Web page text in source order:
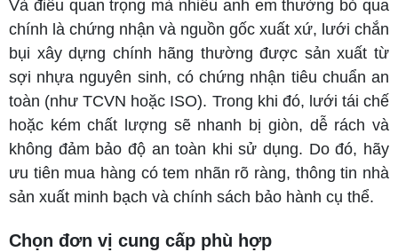
Và điều quan trọng mà nhiều anh em thường bỏ qua
chính là chứng nhận và nguồn gốc xuất xứ, lưới chắn
bụi xây dựng chính hãng thường được sản xuất từ
sợi nhựa nguyên sinh, có chứng nhận tiêu chuẩn an
toàn (như TCVN hoặc ISO). Trong khi đó, lưới tái chế
hoặc kém chất lượng sẽ nhanh bị giòn, dễ rách và
không đảm bảo độ an toàn khi sử dụng. Do đó, hãy
ưu tiên mua hàng có tem nhãn rõ ràng, thông tin nhà
sản xuất minh bạch và chính sách bảo hành cụ thể.
Chọn đơn vị cung cấp phù hợp